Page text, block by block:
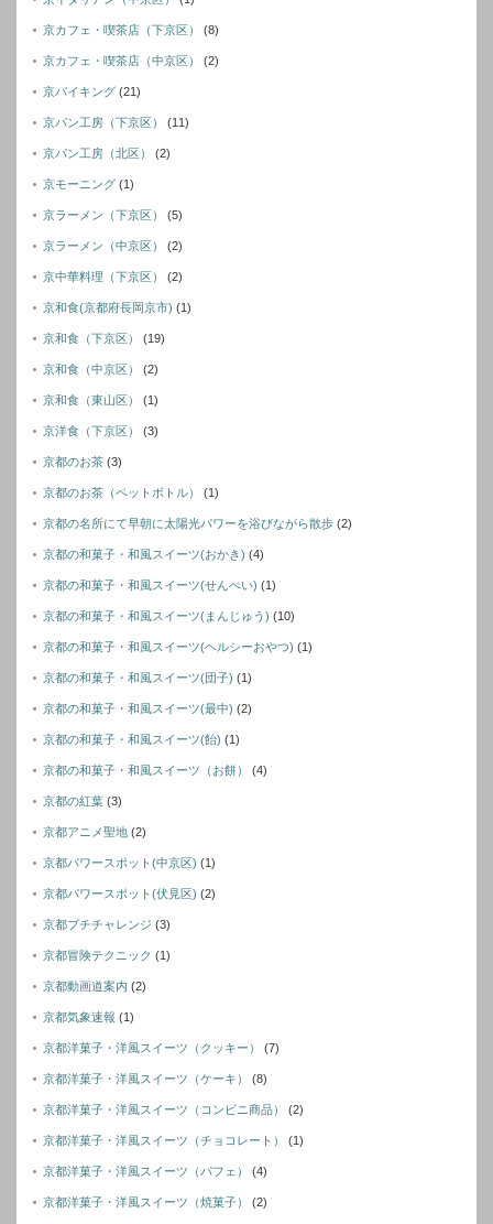
京カフェ・喫茶店（下京区） (8)
京カフェ・喫茶店（中京区） (2)
京バイキング (21)
京パン工房（下京区） (11)
京パン工房（北区） (2)
京モーニング (1)
京ラーメン（下京区） (5)
京ラーメン（中京区） (2)
京中華料理（下京区） (2)
京和食(京都府長岡京市) (1)
京和食（下京区） (19)
京和食（中京区） (2)
京和食（東山区） (1)
京洋食（下京区） (3)
京都のお茶 (3)
京都のお茶（ペットボトル） (1)
京都の名所にて早朝に太陽光パワーを浴びながら散歩 (2)
京都の和菓子・和風スイーツ(おかき) (4)
京都の和菓子・和風スイーツ(せんぺい) (1)
京都の和菓子・和風スイーツ(まんじゅう) (10)
京都の和菓子・和風スイーツ(ヘルシーおやつ) (1)
京都の和菓子・和風スイーツ(団子) (1)
京都の和菓子・和風スイーツ(最中) (2)
京都の和菓子・和風スイーツ(飴) (1)
京都の和菓子・和風スイーツ（お餅） (4)
京都の紅葉 (3)
京都アニメ聖地 (2)
京都パワースポット(中京区) (1)
京都パワースポット(伏見区) (2)
京都プチチャレンジ (3)
京都冒険テクニック (1)
京都動画道案内 (2)
京都気象速報 (1)
京都洋菓子・洋風スイーツ（クッキー） (7)
京都洋菓子・洋風スイーツ（ケーキ） (8)
京都洋菓子・洋風スイーツ（コンビニ商品） (2)
京都洋菓子・洋風スイーツ（チョコレート） (1)
京都洋菓子・洋風スイーツ（パフェ） (4)
京都洋菓子・洋風スイーツ（焼菓子） (2)